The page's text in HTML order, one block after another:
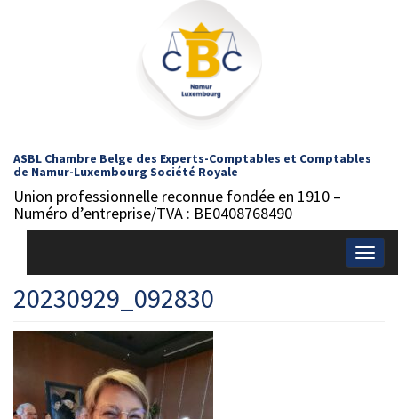
ASBL Chambre Belge des Experts-Comptables et Comptables
de Namur-Luxembourg Société Royale
Union professionnelle reconnue fondée en 1910 –
Numéro d’entreprise/TVA : BE0408768490
20230929_092830